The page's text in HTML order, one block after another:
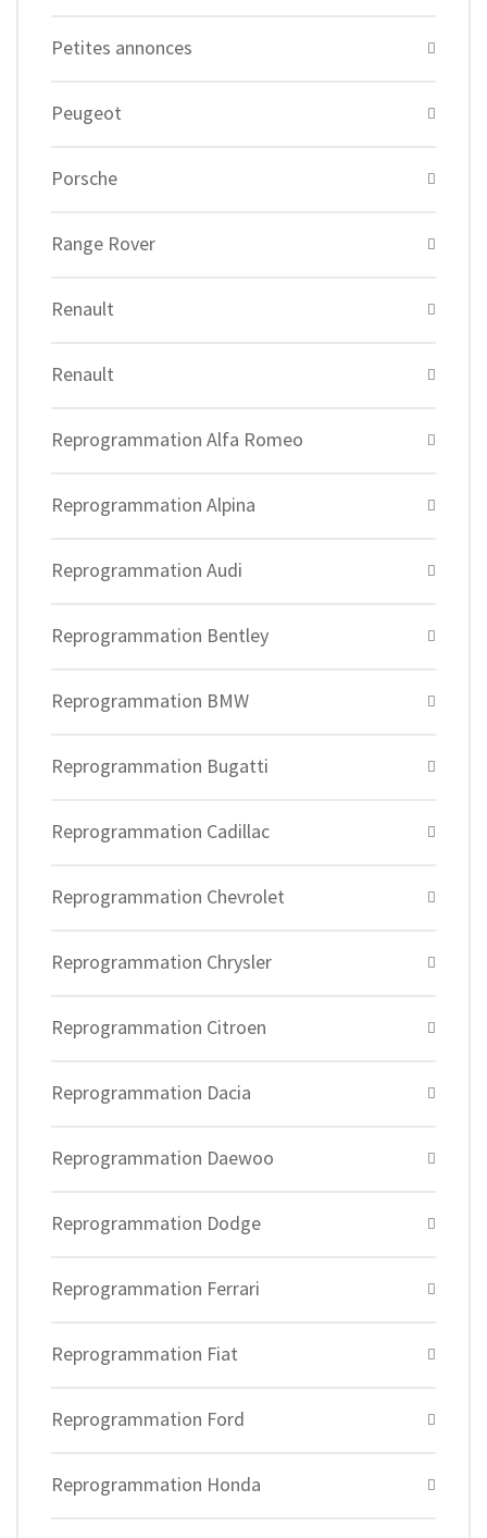
Petites annonces
Peugeot
Porsche
Range Rover
Renault
Renault
Reprogrammation Alfa Romeo
Reprogrammation Alpina
Reprogrammation Audi
Reprogrammation Bentley
Reprogrammation BMW
Reprogrammation Bugatti
Reprogrammation Cadillac
Reprogrammation Chevrolet
Reprogrammation Chrysler
Reprogrammation Citroen
Reprogrammation Dacia
Reprogrammation Daewoo
Reprogrammation Dodge
Reprogrammation Ferrari
Reprogrammation Fiat
Reprogrammation Ford
Reprogrammation Honda